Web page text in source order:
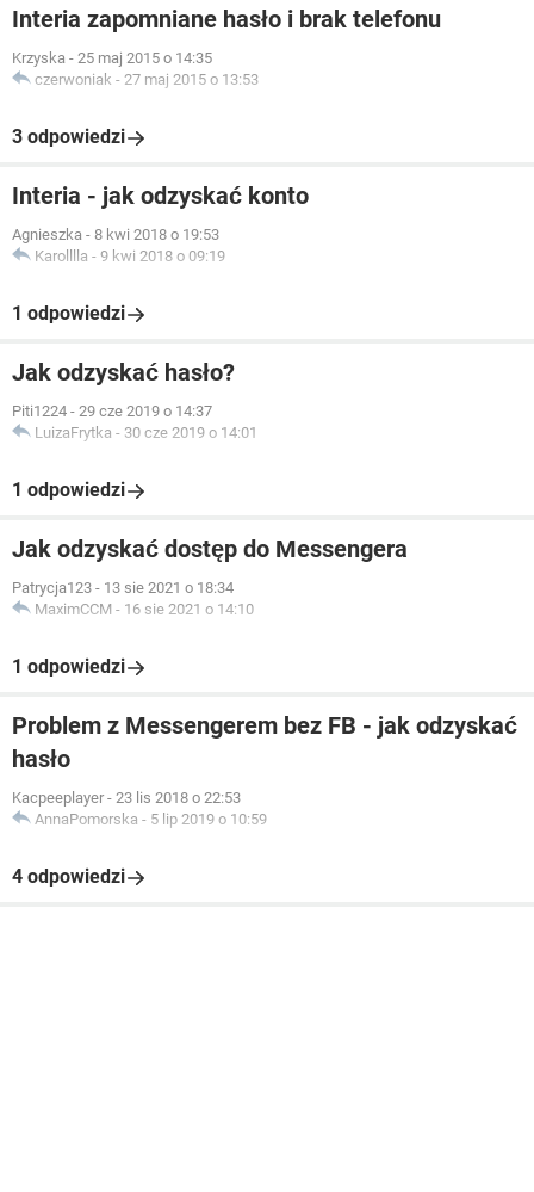
Interia zapomniane hasło i brak telefonu
Krzyska - 25 maj 2015 o 14:35
czerwoniak - 27 maj 2015 o 13:53
3 odpowiedzi
Interia - jak odzyskać konto
Agnieszka - 8 kwi 2018 o 19:53
Karolllla - 9 kwi 2018 o 09:19
1 odpowiedzi
Jak odzyskać hasło?
Piti1224 - 29 cze 2019 o 14:37
LuizaFrytka - 30 cze 2019 o 14:01
1 odpowiedzi
Jak odzyskać dostęp do Messengera
Patrycja123 - 13 sie 2021 o 18:34
MaximCCM - 16 sie 2021 o 14:10
1 odpowiedzi
Problem z Messengerem bez FB - jak odzyskać
hasło
Kacpeeplayer - 23 lis 2018 o 22:53
AnnaPomorska - 5 lip 2019 o 10:59
4 odpowiedzi